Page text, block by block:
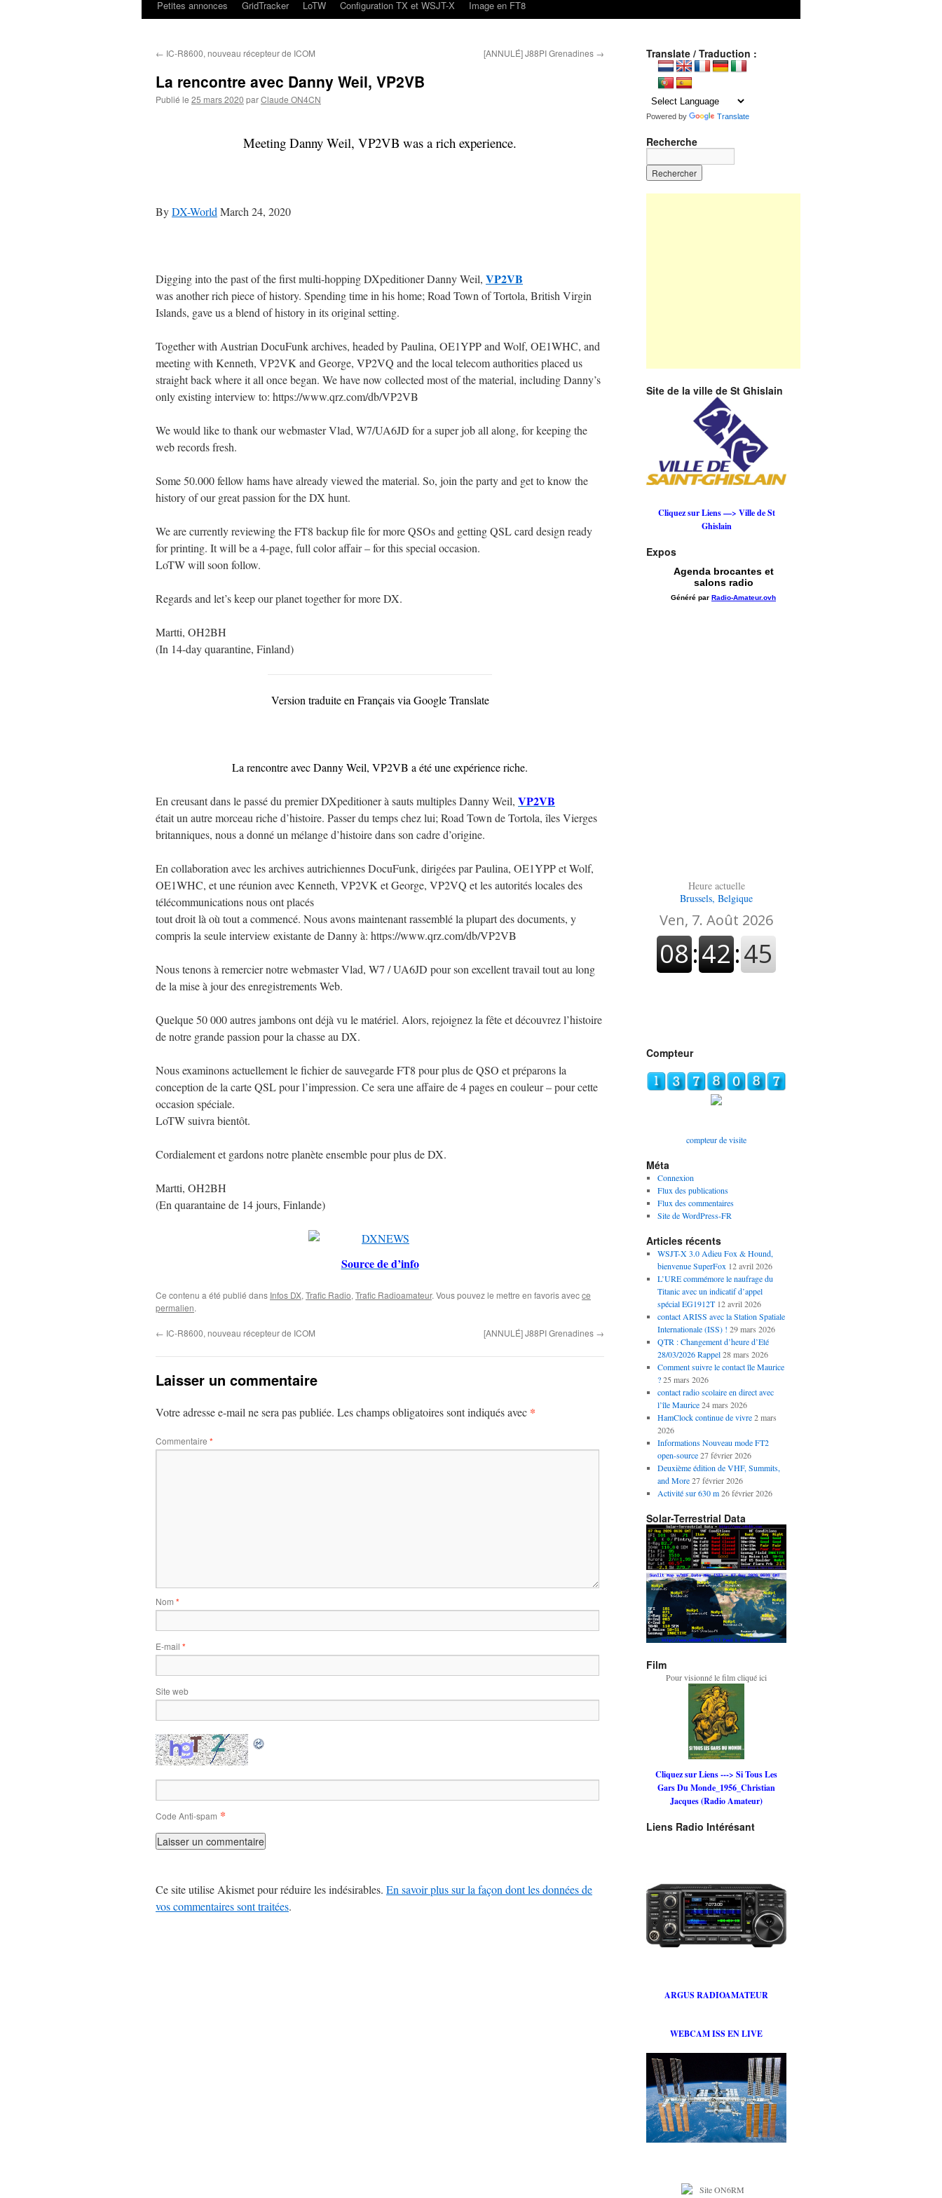
Petites annonces
GridTracker LoTW Configuration TX et WSJT-X Image en FT8
← IC-R8600, nouveau récepteur de ICOM [ANNULÉ] J88PI Grenadines →
La rencontre avec Danny Weil, VP2VB
Publié le 25 mars 2020 parClaude ON4CN
Meeting Danny Weil, VP2VB was a rich experience.
ByDX-World March 24, 2020
Digging into the past of the first multi-hopping DXpeditioner Danny Weil, VP2VB
was another rich piece of history. Spending time in his home; Road Town of Tortola, British Virgin
Islands, gave us a blend of history in its original setting.
Together with Austrian DocuFunk archives, headed by Paulina, OE1YPP and Wolf, OE1WHC, and
meeting with Kenneth, VP2VK and George, VP2VQ and the local telecom authorities placed us
straight back where it all once began. We have now collected most of the material, including Danny’s
only existing interview to: https://www.qrz.com/db/VP2VB
We would like to thank our webmaster Vlad, W7/UA6JD for a super job all along, for keeping the
web records fresh.
Some 50.000 fellow hams have already viewed the material. So, join the party and get to know the
history of our great passion for the DX hunt.
We are currently reviewing the FT8 backup file for more QSOs and getting QSL card design ready
for printing. It will be a 4-page, full color affair – for this special occasion.
LoTW will soon follow.
Regards and let’s keep our planet together for more DX.
Martti, OH2BH
(In 14-day quarantine, Finland)
Version traduite en Français via Google Translate
La rencontre avec Danny Weil, VP2VB a été une expérience riche.
En creusant dans le passé du premier DXpeditioner à sauts multiples Danny Weil, VP2VB
était un autre morceau riche d’histoire. Passer du temps chez lui; Road Town de Tortola, îles Vierges
britanniques, nous a donné un mélange d’histoire dans son cadre d’origine.
En collaboration avec les archives autrichiennes DocuFunk, dirigées par Paulina, OE1YPP et Wolf,
OE1WHC, et une réunion avec Kenneth, VP2VK et George, VP2VQ et les autorités locales des
télécommunications nous ont placés
tout droit là où tout a commencé. Nous avons maintenant rassemblé la plupart des documents, y
compris la seule interview existante de Danny à: https://www.qrz.com/db/VP2VB
Nous tenons à remercier notre webmaster Vlad, W7 / UA6JD pour son excellent travail tout au long
de la mise à jour des enregistrements Web.
Quelque 50 000 autres jambons ont déjà vu le matériel. Alors, rejoignez la fête et découvrez l’histoire
de notre grande passion pour la chasse au DX.
Nous examinons actuellement le fichier de sauvegarde FT8 pour plus de QSO et préparons la
conception de la carte QSL pour l’impression. Ce sera une affaire de 4 pages en couleur – pour cette
occasion spéciale.
LoTW suivra bientôt.
Cordialement et gardons notre planète ensemble pour plus de DX.
Martti, OH2BH
(En quarantaine de 14 jours, Finlande)
Source de d’info
Ce contenu a été publié dans Infos DX, Trafic Radio, Trafic Radioamateur. Vous pouvez le mettre en favoris avecce
permalien.
← IC-R8600, nouveau récepteur de ICOM [ANNULÉ] J88PI Grenadines →
Laisser un commentaire
Votre adresse e-mail ne sera pas publiée. Les champs obligatoires sont indiqués avec *
Commentaire *
Nom *
E-mail *
Site web
Code Anti-spam *
Ce site utilise Akismet pour réduire les indésirables. En savoir plus sur la façon dont les données de
vos commentaires sont traitées.
Translate / Traduction :
Powered by Translate
Recherche
Site de la ville de St Ghislain
Cliquez sur Liens —> Ville de St
Ghislain
Expos
Heure actuelle
Brussels, Belgique
Compteur
compteur de visite
Méta
Connexion
Flux des publications
Flux des commentaires
Site de WordPress-FR
Articles récents
WSJT-X 3.0 Adieu Fox & Hound,
bienvenue SuperFox 12 avril 2026
L’URE commémore le naufrage du
Titanic avec un indicatif d’appel
spécial EG1912T 12 avril 2026
contact ARISS avec la Station Spatiale
Internationale (ISS) ! 29 mars 2026
QTR : Changement d’heure d’Eté
28/03/2026 Rappel 28 mars 2026
Comment suivre le contact île Maurice
? 25 mars 2026
contact radio scolaire en direct avec
l’île Maurice 24 mars 2026
HamClock continue de vivre 2 mars
2026
Informations Nouveau mode FT2
open-source 27 février 2026
Deuxième édition de VHF, Summits,
and More 27 février 2026
Activité sur 630 m 26 février 2026
Solar-Terrestrial Data
Film
Pour visionné le film cliqué ici
Cliquez sur Liens ---> Si Tous Les
Gars Du Monde_1956_Christian
Jacques (Radio Amateur)
Liens Radio Intérésant
ARGUS RADIOAMATEUR
WEBCAM ISS EN LIVE